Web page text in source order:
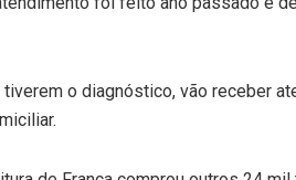
o diagnóstico, vão receber